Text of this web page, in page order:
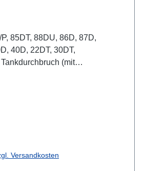
85DT, 88DU, 86D, 87D,
40D, 22DT, 30DT,
(mit
Versandkosten